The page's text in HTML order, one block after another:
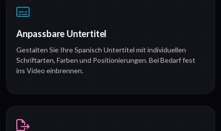
Anpassbare Untertitel
Gestalten Sie Ihre Spanisch Untertitel mit individuellen
Schriftarten, Farben und Positionierungen. Bei Bedarf fest
ins Video einbrennen.